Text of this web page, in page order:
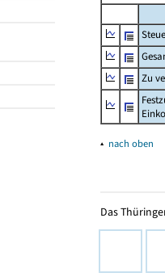
Zu
▴ nach oben
Das